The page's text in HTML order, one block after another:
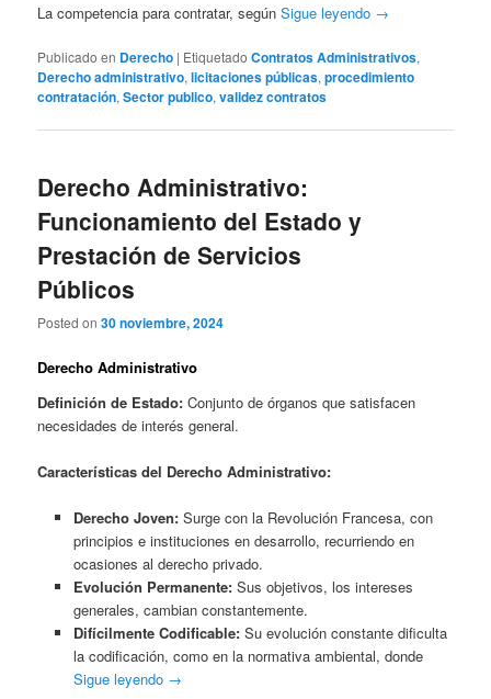
La competencia para contratar, segúnSigue leyendo →
Publicado en Derecho | Etiquetado Contratos Administrativos,
Derecho administrativo,licitaciones públicas,procedimiento
contratación,Sector publico,validez contratos
Derecho Administrativo:
Funcionamiento del Estado y
Prestación de Servicios
Públicos
Posted on30 noviembre, 2024
Derecho Administrativo
Definición de Estado: Conjunto de órganos que satisfacen
necesidades de interés general.
Características del Derecho Administrativo:
Derecho Joven:Surge con la Revolución Francesa, con
principios e instituciones en desarrollo, recurriendo en
ocasiones al derecho privado.
Evolución Permanente:Sus objetivos, los intereses
generales, cambian constantemente.
Difícilmente Codificable:Su evolución constante dificulta
la codificación, como en la normativa ambiental, donde
Sigue leyendo →